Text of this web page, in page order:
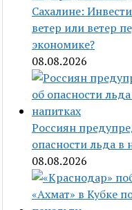
Сахалине:
ветер или ветер
экономике?
08.08.2026
Россиян
опасности льда в
08.08.2026